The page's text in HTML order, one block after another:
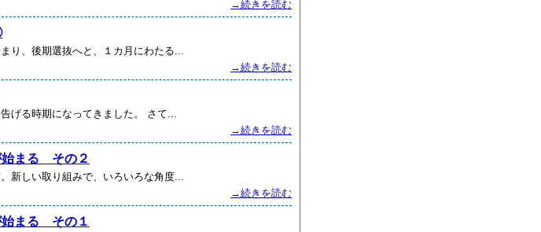
→続きを読む
、後期選抜へと、１カ月にわたる...
→続きを読む
る時期になってきました。 さて...
→続きを読む
始まる その２
しい取り組みで、いろいろな角度...
→続きを読む
始まる その１